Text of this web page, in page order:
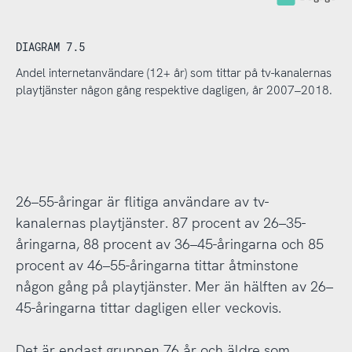
DIAGRAM 7.5
Andel internetanvändare (12+ år) som tittar på tv-kanalernas
playtjänster någon gång respektive dagligen, år 2007–2018.
26–55-åringar är flitiga användare av tv-
kanalernas playtjänster. 87 procent av 26–35-
åringarna, 88 procent av 36–45-åringarna och 85
procent av 46–55-åringarna tittar åtminstone
någon gång på playtjänster. Mer än hälften av 26–
45-åringarna tittar dagligen eller veckovis.